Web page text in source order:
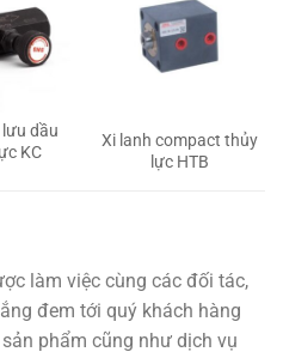
dầu
KC
Xi lanh compact thủy
lực HTB
làm việc cùng các đối tác,
đem tới quý khách hàng
phẩm cũng như dịch vụ